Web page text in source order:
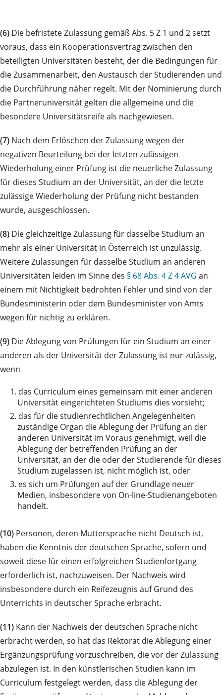
(6) Die befristete Zulassung gemäß Abs. 5 Z 1 und 2 setzt
voraus, dass ein Kooperationsvertrag zwischen den
beteiligten Universitäten besteht, der die Bedingungen für
die Zusammenarbeit, den Austausch der Studierenden und
die Durchführung näher regelt. Mit der Nominierung durch
die Partneruniversität gelten die allgemeine und die
besondere Universitätsreife als nachgewiesen.
(7) Nach dem Erlöschen der Zulassung wegen der
negativen Beurteilung bei der letzten zulässigen
Wiederholung einer Prüfung ist die neuerliche Zulassung
für dieses Studium an der Universität, an der die letzte
zulässige Wiederholung der Prüfung nicht bestanden
wurde, ausgeschlossen.
(8) Die gleichzeitige Zulassung für dasselbe Studium an
mehr als einer Universität in Österreich ist unzulässig.
Weitere Zulassungen für dasselbe Studium an anderen
Universitäten leiden im Sinne des § 68 Abs. 4 Z 4 AVG an
einem mit Nichtigkeit bedrohten Fehler und sind von der
Bundesministerin oder dem Bundesminister von Amts
wegen für nichtig zu erklären.
(9) Die Ablegung von Prüfungen für ein Studium an einer
anderen als der Universität der Zulassung ist nur zulässig,
wenn
1. das Curriculum eines gemeinsam mit einer anderen
Universität eingerichteten Studiums dies vorsieht;
2. das für die studienrechtlichen Angelegenheiten
zuständige Organ die Ablegung der Prüfung an der
anderen Universität im Voraus genehmigt, weil die
Ablegung der betreffenden Prüfung an der
Universität, an der die oder der Studierende für dieses
Studium zugelassen ist, nicht möglich ist, oder
3. es sich um Prüfungen auf der Grundlage neuer
Medien, insbesondere von On-line-Studienangeboten
handelt.
(10) Personen, deren Muttersprache nicht Deutsch ist,
haben die Kenntnis der deutschen Sprache, sofern und
soweit diese für einen erfolgreichen Studienfortgang
erforderlich ist, nachzuweisen. Der Nachweis wird
insbesondere durch ein Reifezeugnis auf Grund des
Unterrichts in deutscher Sprache erbracht.
(11) Kann der Nachweis der deutschen Sprache nicht
erbracht werden, so hat das Rektorat die Ablegung einer
Ergänzungsprüfung vorzuschreiben, die vor der Zulassung
abzulegen ist. In den künstlerischen Studien kann im
Curriculum festgelegt werden, dass die Ablegung der